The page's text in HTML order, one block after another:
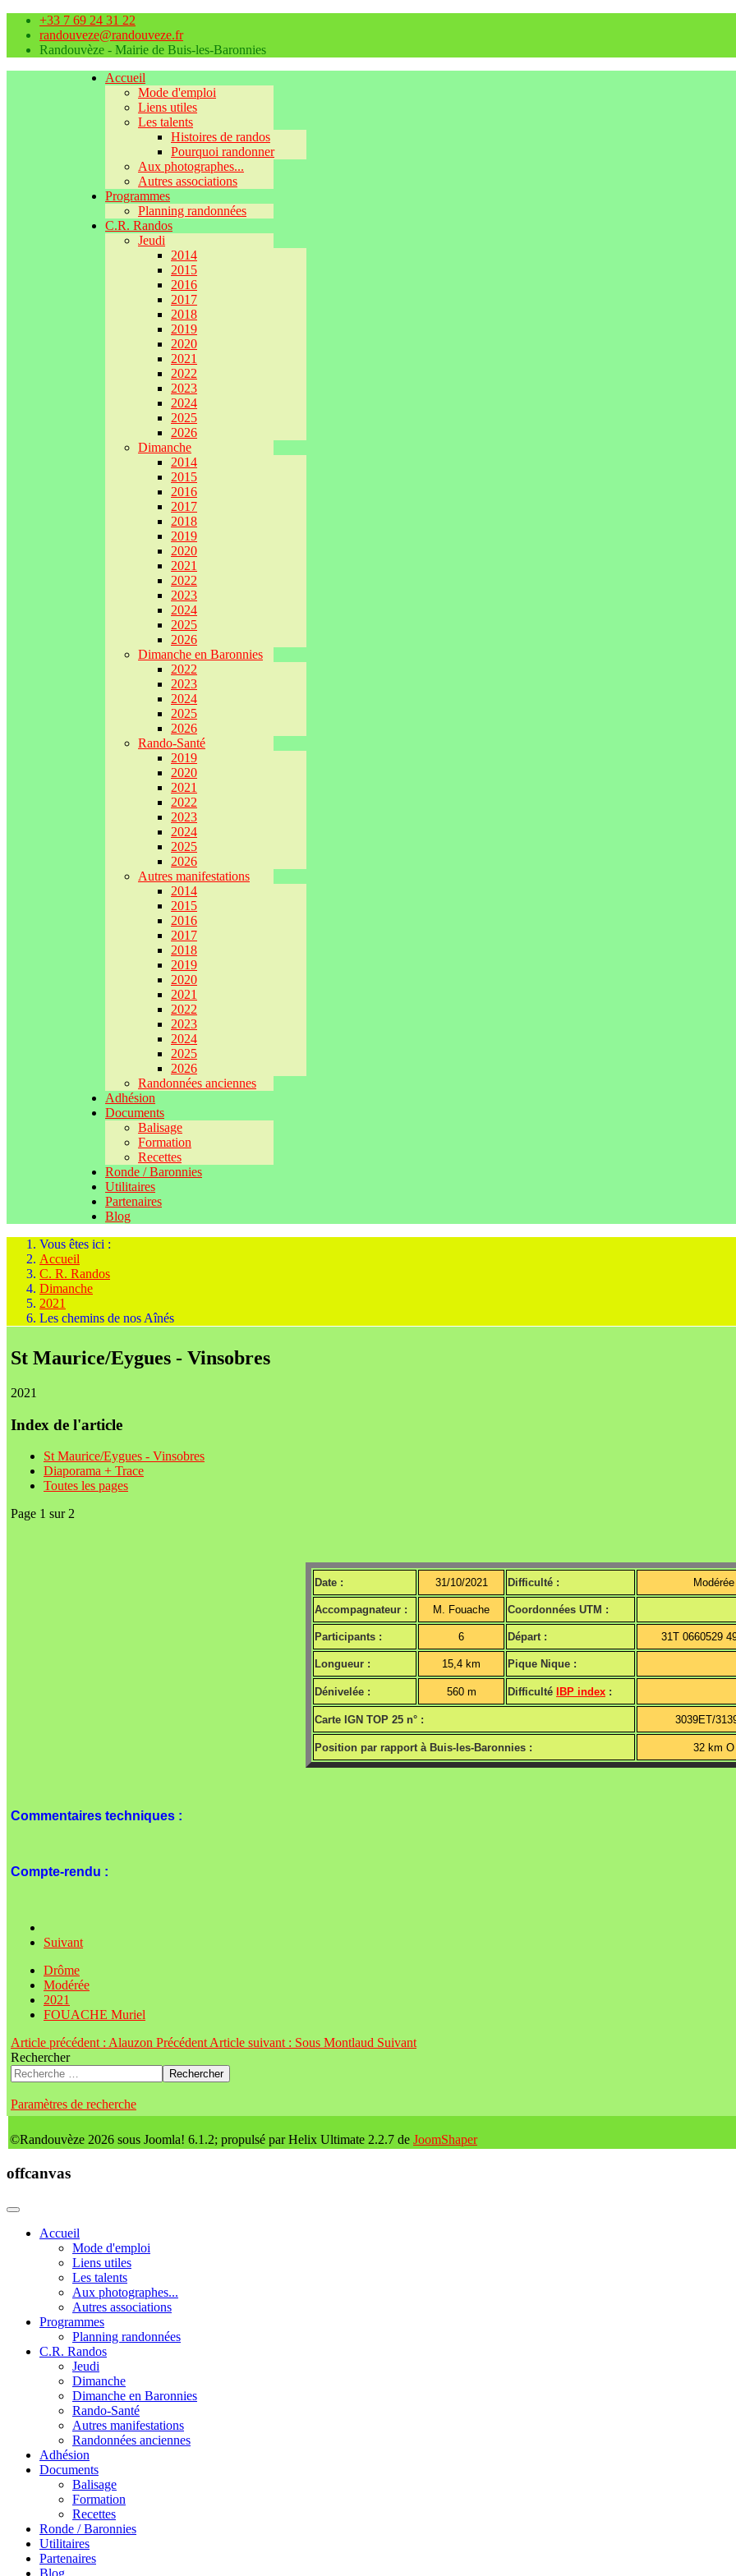
+33 7 69 24 31 22
randouveze@randouveze.fr
Randouvèze - Mairie de Buis-les-Baronnies
Accueil
Mode d'emploi
Liens utiles
Les talents
Histoires de randos
Pourquoi randonner
Aux photographes...
Autres associations
Programmes
Planning randonnées
C.R. Randos
Jeudi
2014
2015
2016
2017
2018
2019
2020
2021
2022
2023
2024
2025
2026
Dimanche
2014
2015
2016
2017
2018
2019
2020
2021
2022
2023
2024
2025
2026
Dimanche en Baronnies
2022
2023
2024
2025
2026
Rando-Santé
2019
2020
2021
2022
2023
2024
2025
2026
Autres manifestations
2014
2015
2016
2017
2018
2019
2020
2021
2022
2023
2024
2025
2026
Randonnées anciennes
Adhésion
Documents
Balisage
Formation
Recettes
Ronde / Baronnies
Utilitaires
Partenaires
Blog
Vous êtes ici :
Accueil
C. R. Randos
Dimanche
2021
Les chemins de nos Aînés
St Maurice/Eygues - Vinsobres
2021
Index de l'article
St Maurice/Eygues - Vinsobres
Diaporama + Trace
Toutes les pages
Page 1 sur 2
Date : 31/10/2021 Difficulté : Modérée
Accompagnateur : M. Fouache Coordonnées UTM :
Participants : 6 Départ : 31T 0660529
Longueur : 15,4 km Pique Nique :
Dénivelée : 560 m Difficulté IBP index :
Carte IGN TOP 25 n° : 3039ET/
Position par rapport à Buis-les-Baronnies : 32 km O
Commentaires techniques :
Compte-rendu :
Suivant
Drôme
Modérée
2021
FOUACHE Muriel
Article précédent : Alauzon Précédent Article suivant : Sous Montlaud Suivant
Rechercher
Rechercher
Paramètres de recherche
©Randouvèze 2026 sous Joomla! 6.1.2; propulsé par Helix Ultimate 2.2.7 de JoomShaper
offcanvas
Accueil
Mode d'emploi
Liens utiles
Les talents
Aux photographes...
Autres associations
Programmes
Planning randonnées
C.R. Randos
Jeudi
Dimanche
Dimanche en Baronnies
Rando-Santé
Autres manifestations
Randonnées anciennes
Adhésion
Documents
Balisage
Formation
Recettes
Ronde / Baronnies
Utilitaires
Partenaires
Blog